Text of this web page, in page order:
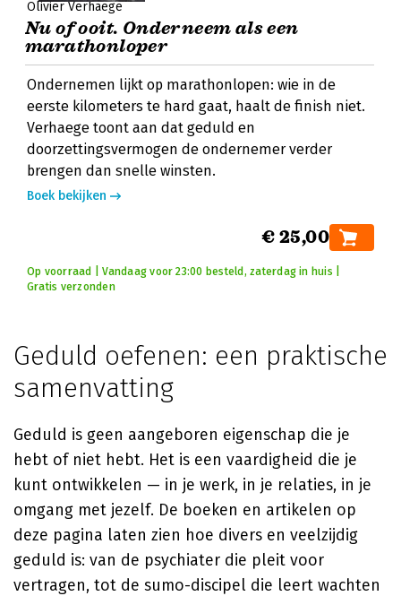
Olivier Verhaege
Nu of ooit. Onderneem als een
marathonloper
Ondernemen lijkt op marathonlopen: wie in de
eerste kilometers te hard gaat, haalt de finish niet.
Verhaege toont aan dat geduld en
doorzettingsvermogen de ondernemer verder
brengen dan snelle winsten.
Boek bekijken
€ 25,00
Op voorraad | Vandaag voor 23:00 besteld, zaterdag in huis |
Gratis verzonden
Geduld oefenen: een praktische
samenvatting
Geduld is geen aangeboren eigenschap die je
hebt of niet hebt. Het is een vaardigheid die je
kunt ontwikkelen — in je werk, in je relaties, in je
omgang met jezelf. De boeken en artikelen op
deze pagina laten zien hoe divers en veelzijdig
geduld is: van de psychiater die pleit voor
vertragen, tot de sumo-discipel die leert wachten